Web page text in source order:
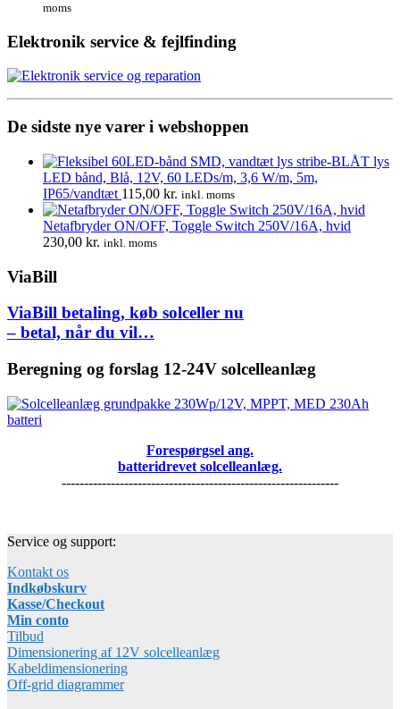
moms
Elektronik service & fejlfinding
De sidste nye varer i webshoppen
LED bånd, Blå, 12V, 60 LEDs/m, 3,6 W/m, 5m,
IP65/vandtæt 115,00 kr. inkl. moms
Netafbryder ON/OFF, Toggle Switch 250V/16A, hvid
230,00 kr. inkl. moms
ViaBill
ViaBill betaling, køb solceller nu
– betal, når du vil…
Beregning og forslag 12-24V solcelleanlæg
Forespørgsel ang.
batteridrevet solcelleanlæg.
--------------------------------------------------------------
Service og support:
Kontakt os
Indkøbskurv
Kasse/Checkout
Min conto
Tilbud
Dimensionering af 12V solcelleanlæg
Kabeldimensionering
Off-grid diagrammer